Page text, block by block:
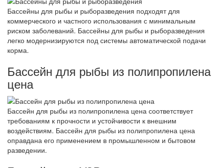
Бассейны для рыбы и рыборазведения подходят для
коммерческого и частного использования с минимальным
риском заболеваний. Бассейны для рыбы и рыборазведения
легко модернизируются под системы автоматической подачи
корма.
Бассейн для рыбы из полипропилена
цена
Бассейн для рыбы из полипропилена цена соответствует
требованиям к прочности и устойчивости к внешним
воздействиям. Бассейн для рыбы из полипропилена цена
оправдана его применением в промышленном и бытовом
разведении.